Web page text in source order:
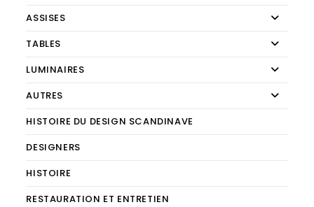
ASSISES
TABLES
LUMINAIRES
AUTRES
HISTOIRE DU DESIGN SCANDINAVE
DESIGNERS
HISTOIRE
RESTAURATION ET ENTRETIEN